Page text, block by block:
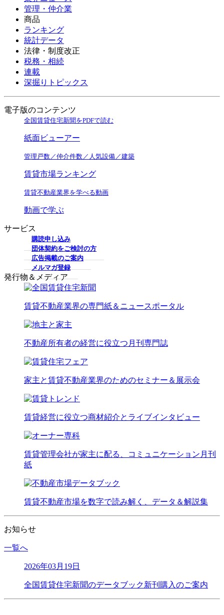
管理・仲介業
商品
ランキング
統計データ
法律・制度改正
税務・相続
連載
深掘りトピックス
電子版のコンテンツ
全国賃貸住宅新聞をPDFで読む
紙面ビューアー
管理戸数／仲介件数／人気設備／建築
賃貸市場ランキング
賃貸不動産業界を学べる動画
動画で学ぶ
サービス
購読申し込み
団体契約をご検討の方
広告掲載のご案内
メルマガ登録
発行物＆メディア
賃貸不動産業界の専門紙＆ニュースポータル
不動産所有者の経営に役立つ月刊専門誌
家主と賃貸不動産業界のためのセミナー＆展示会
賃貸経営に役立つ商材紹介とライブインタビュー
賃貸管理会社が家主に配る、コミュニケーション月刊
紙
賃貸不動産市場を数字で読み解く、データ＆解説集
お知らせ
一覧へ
2026年03月19日
全国賃貸住宅新聞のデータブック新刊購入のご案内